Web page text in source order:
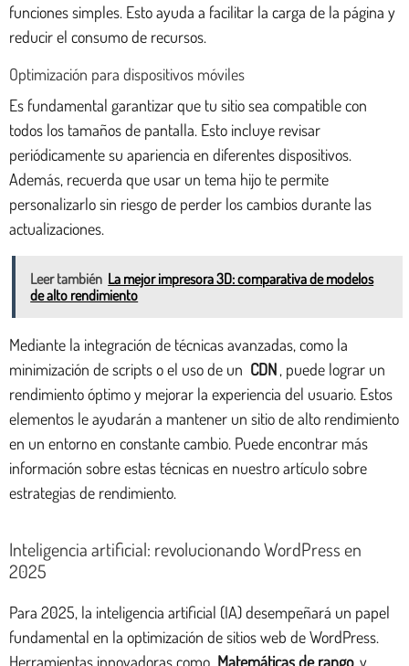
funciones simples. Esto ayuda a facilitar la carga de la página y
reducir el consumo de recursos.
Optimización para dispositivos móviles
Es fundamental garantizar que tu sitio sea compatible con
todos los tamaños de pantalla. Esto incluye revisar
periódicamente su apariencia en diferentes dispositivos.
Además, recuerda que usar un tema hijo te permite
personalizarlo sin riesgo de perder los cambios durante las
actualizaciones.
Leer también La mejor impresora 3D: comparativa de modelos
de alto rendimiento
Mediante la integración de técnicas avanzadas, como la
minimización de scripts o el uso de un CDN , puede lograr un
rendimiento óptimo y mejorar la experiencia del usuario. Estos
elementos le ayudarán a mantener un sitio de alto rendimiento
en un entorno en constante cambio. Puede encontrar más
información sobre estas técnicas en nuestro artículo sobre
estrategias de rendimiento.
Inteligencia artificial: revolucionando WordPress en
2025
Para 2025, la inteligencia artificial (IA) desempeñará un papel
fundamental en la optimización de sitios web de WordPress.
Herramientas innovadoras como Matemáticas de rango y